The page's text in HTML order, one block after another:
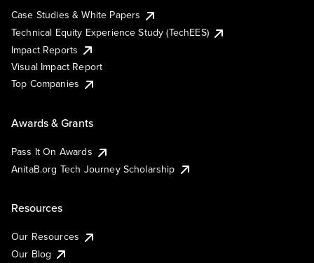
Case Studies & White Papers
Technical Equity Experience Study (TechEES)
Impact Reports
Visual Impact Report
Top Companies
Awards & Grants
Pass It On Awards
AnitaB.org Tech Journey Scholarship
Resources
Our Resources
Our Blog